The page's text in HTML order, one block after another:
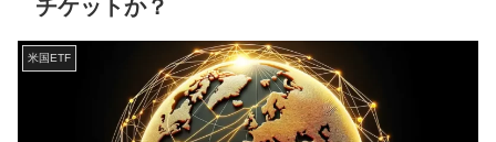
チケットか？
米国ETF